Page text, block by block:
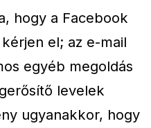
hogy a Facebook
el; az e-mail
egyéb megoldás
levelek
ugyanakkor, hogy